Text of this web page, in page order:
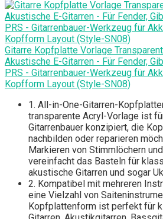
Gitarre Kopfplatte Vorlage
Akustische E-Gitarren - Für Fender,
PRS - Gitarrenbauer-Werkzeug für
Kopfform Layout (Style-SN08)
1. All-in-One-Gitarren-
transparente Acryl-Vorlage ist
Gitarrenbauer konzipiert, die
nachbilden oder reparieren
Markieren von Stimmlöchern
vereinfacht das Basteln für
akustische Gitarren und sogar
2. Kompatibel mit mehreren
eine Vielzahl von
Kopfplattenform ist perfekt für